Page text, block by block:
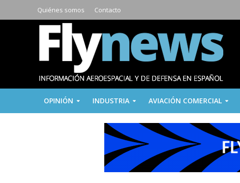
Quiénes somos Contacto
OPINIÓN INDUSTRIA AVIACIÓN COMERCIAL